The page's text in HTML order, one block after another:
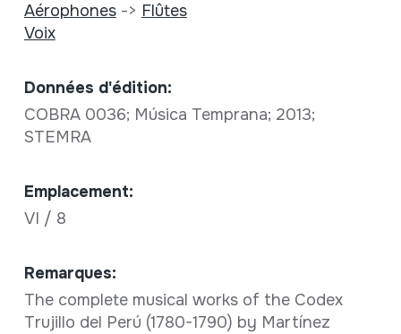
Aérophones-> Flûtes
Voix
Données d'édition:
COBRA 0036; Música Temprana; 2013;
STEMRA
Emplacement:
VI / 8
Remarques:
The complete musical works of the Codex
Trujillo del Perú (1780-1790) by Martínez